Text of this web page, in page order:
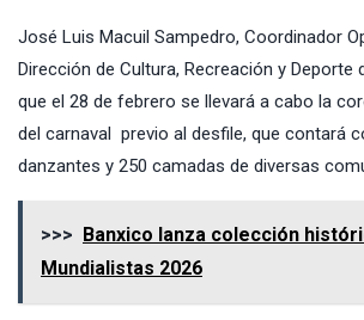
José Luis Macuil Sampedro, Coordinador
Dirección de Cultura, Recreación y Deporte
que el 28 de febrero se llevará a cabo la
del carnaval previo al desfile, que contará
danzantes y 250 camadas de diversas
>>>
Banxico lanza colección
Mundialistas 2026